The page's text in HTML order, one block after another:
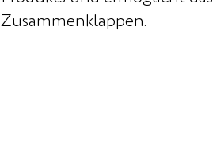
Zusammenklappen.